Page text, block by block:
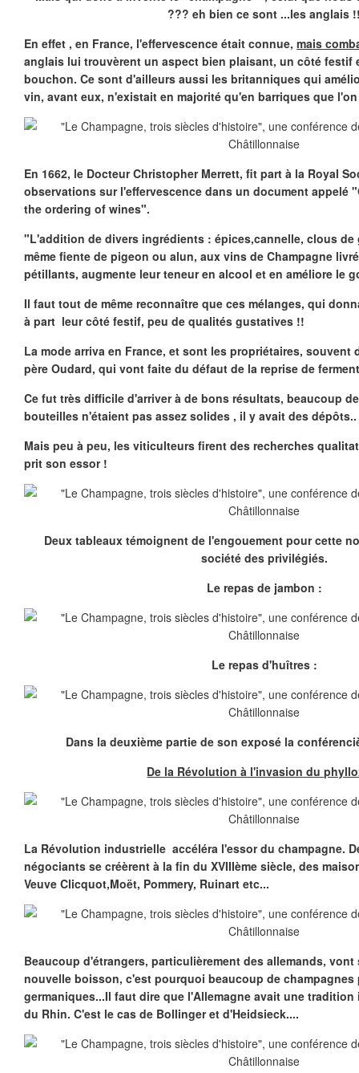
??? eh bien ce sont ...les anglais
En effet , en France, l'effervescence était connue, mais
anglais lui trouvèrent un aspect bien plaisant, un côté festif
bouchon. Ce sont d'ailleurs aussi les britanniques qui
vin, avant eux, n'existait en majorité qu'en barriques que
En 1662, le Docteur Christopher Merrett, fit part à la Royal
observations sur l'effervescence dans un document appelé
the ordering of wines".
"L'addition de divers ingrédients : épices,cannelle, clous de
même fiente de pigeon ou alun, aux vins de Champagne
pétillants, augmente leur teneur en alcool et en améliore le
Il faut tout de même reconnaître que ces mélanges, qui
à part leur côté festif, peu de qualités gustatives !!
La mode arriva en France, et sont les propriétaires, souvent
père Oudard, qui vont faite du défaut de la reprise de
Ce fut très difficile d'arriver à de bons résultats, beaucoup
bouteilles n'étaient pas assez solides , il y avait des dépôts..
Mais peu à peu, les viticulteurs firent des recherches
prit son essor !
Deux tableaux témoignent de l'engouement pour cette
société des privilégiés.
Le repas de jambon :
Le repas d'huîtres :
Dans la deuxième partie de son exposé la
De la Révolution à l'invasion du
La Révolution industrielle accéléra l'essor du champagne.
négociants se créèrent à la fin du XVIIIème siècle, des
Veuve Clicquot,Moët, Pommery, Ruinart etc...
Beaucoup d'étrangers, particulièrement des allemands, vont
nouvelle boisson, c'est pourquoi beaucoup de champagnes
germaniques...Il faut dire que l'Allemagne avait une
du Rhin. C'est le cas de Bollinger et d'Heidsieck....